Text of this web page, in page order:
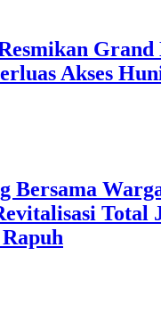
Grand
Akses
Bersama
Total